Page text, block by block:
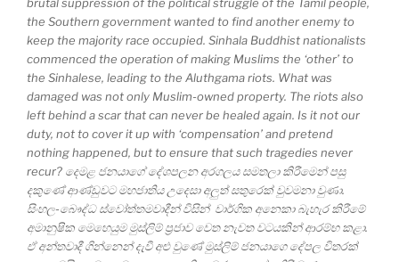
the Southern government wanted to find another enemy to
keep the majority race occupied. Sinhala Buddhist nationalists
commenced the operation of making Muslims the ‘other’ to
the Sinhalese, leading to the Aluthgama riots. What was
damaged was not only Muslim-owned property. The riots also
left behind a scar that can never be healed again. Is it not our
duty, not to cover it up with ‘compensation’ and pretend
nothing happened, but to ensure that such tragedies never
recur? දෙමළ ජනයාගේ දේශපලන අරගලය සමතලා කිරීමෙන් පසු
දකුණේ ආණ්ඩුවට මහජාතිය උදෙසා අලුත් සතුරෙක් වුවමනා වුණා.
සිංහල-බෞද්ධ ස්වෝත්තමවාදීන් විසින් වාර්ගික අනෙකා බැහැර කිරීමේ
අමානුෂික මෙහෙයුම මුස්ලිම් ප්‍රජාව වෙත නැවත වටයකින් ආරම්භ කළා.
ඒ අන්තවාදී ගින්නෙන් දැවී අළු වුණේ මුස්ලිම් ජනයාගෙ දේපල විතරක්